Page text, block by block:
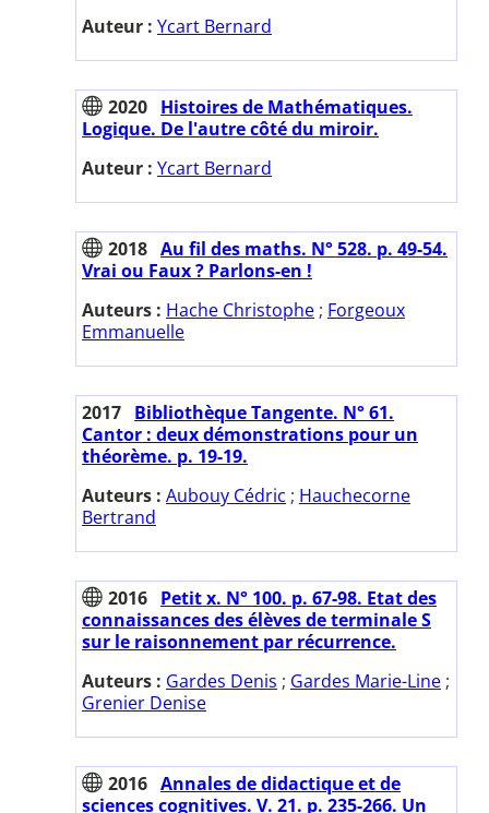
Auteur : Ycart Bernard
2020 Histoires de Mathématiques.
Logique. De l'autre côté du miroir.
Auteur : Ycart Bernard
2018 Au fil des maths. N° 528. p. 49-54.
Vrai ou Faux ? Parlons-en !
Auteurs : Hache Christophe ; Forgeoux
Emmanuelle
2017 Bibliothèque Tangente. N° 61.
Cantor : deux démonstrations pour un
théorème. p. 19-19.
Auteurs : Aubouy Cédric ; Hauchecorne
Bertrand
2016 Petit x. N° 100. p. 67-98. Etat des
connaissances des élèves de terminale S
sur le raisonnement par récurrence.
Auteurs : Gardes Denis ; Gardes Marie-Line ;
Grenier Denise
2016 Annales de didactique et de
sciences cognitives. V. 21. p. 235-266. Un